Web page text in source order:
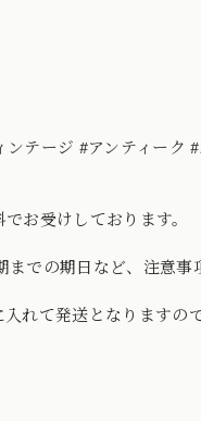
ンテージ #アンティ
お受けしております。
での期日など、注意
れて発送となりますの